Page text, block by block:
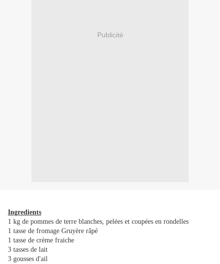
Publicité
Ingredients
1 kg de pommes de terre blanches, pelées et coupées en rondelles
1 tasse de fromage Gruyère râpé
1 tasse de crème fraiche
3 tasses de lait
3 gousses d'ail